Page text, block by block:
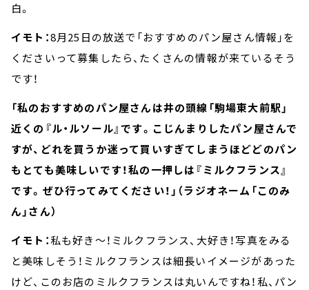
白。
イモト：8月25日の放送で「おすすめのパン屋さん情報」を
くださいって募集したら、たくさんの情報が来ているそう
です！
「私のおすすめのパン屋さんは井の頭線「駒場東大前駅」
近くの『ル・ルソール』です。こじんまりしたパン屋さんで
すが、どれを買うか迷って買いすぎてしまうほどどのパン
もとても美味しいです！私の一押しは『ミルクフランス』
です。ぜひ行ってみてください！」（ラジオネーム「このみ
ん」さん）
イモト：私も好き～！ミルクフランス、大好き！写真をみる
と美味しそう！ミルクフランスは細長いイメージがあった
けど、このお店のミルクフランスは丸いんですね！私、パン